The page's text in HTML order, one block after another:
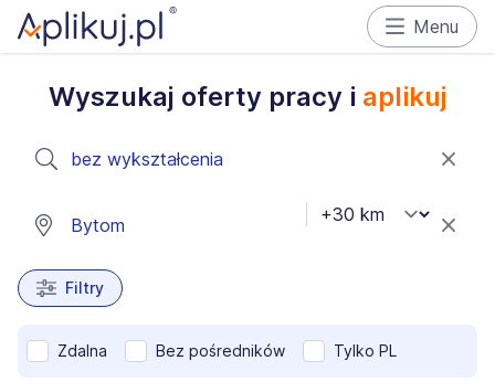
Menu
Wyszukaj oferty pracy i aplikuj
Filtry
Zdalna Bez pośredników Tylko PL